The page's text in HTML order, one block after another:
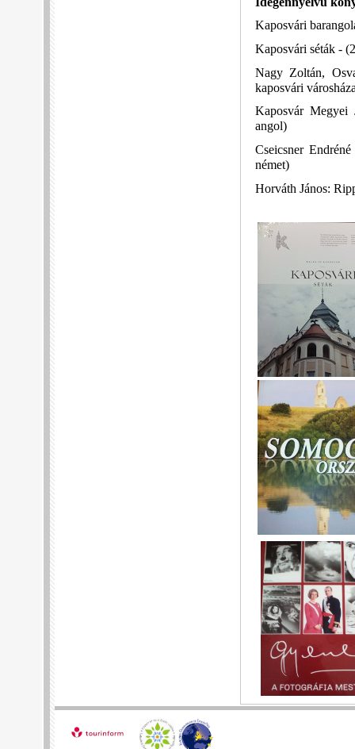
Kaposvári
Kaposvári séták -
Nagy Zoltán,
kaposvári
Kaposvár Megyei
angol)
Cseicsner
német)
Horváth János: